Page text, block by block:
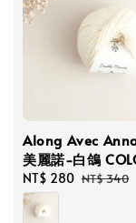
Along Avec
美麗諾-白鴿
Sale
price
NT$ 280 Regular
NT$ 340